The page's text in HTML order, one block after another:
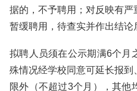
据的，不予聘用；对反映有严
暂缓聘用，待查实并作出结论
拟聘人员须在公示期满6个月
殊情况经学校同意可延长报
限外（不超过3个月），其他